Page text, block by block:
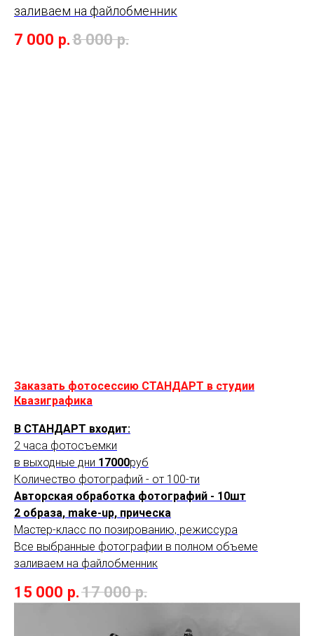
заливаем на файлобменник
7 000 р. 8 000 р.
Заказать фотосессию СТАНДАРТ в студии
Квазиграфика
В СТАНДАРТ входит:
2 часа фотосъемки
в выходные дни 17000руб
Количество фотографий - от 100-ти
Авторская обработка фотографий - 10шт
2 образа, make-up, прическа
Мастер-класс по позированию, режиссура
Все выбранные фотографии в полном объеме
заливаем на файлобменник
15 000 р. 17 000 р.